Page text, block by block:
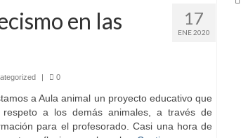
17
ENE 2020
en las
| 0
a Aula animal un proyecto educativo que
a los demás animales, a través de
para el profesorado. Casi una hora de